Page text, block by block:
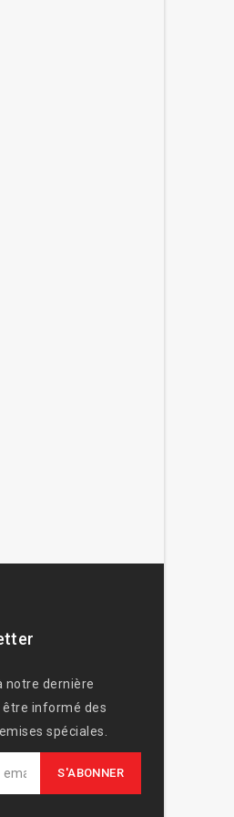
notre dernière
informé des
spéciales.